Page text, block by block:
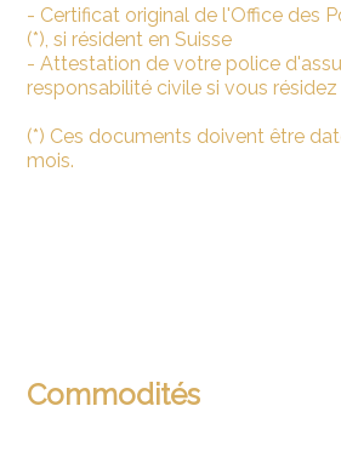
- Certificat original de l'Office des
(*), si résident en Suisse
- Attestation de votre police
responsabilité civile si vous résidez
(*) Ces documents doivent être
mois.
Commodités